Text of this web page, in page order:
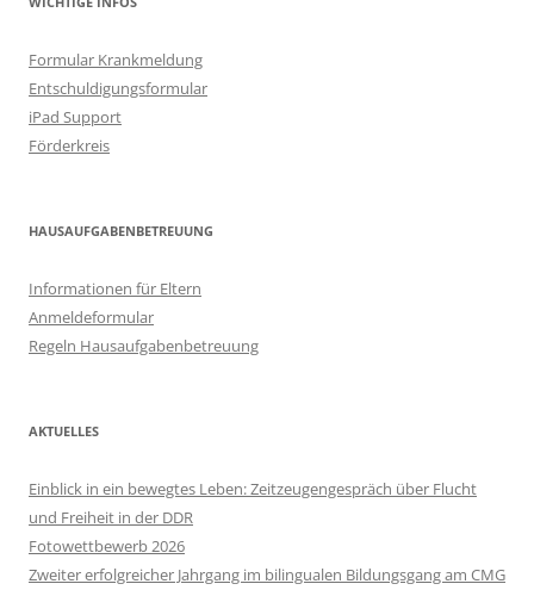
Formular Krankmeldung
Entschuldigungsformular
iPad Support
Förderkreis
HAUSAUFGABENBETREUUNG
Informationen für Eltern
Anmeldeformular
Regeln Hausaufgabenbetreuung
AKTUELLES
Einblick in ein bewegtes Leben: Zeitzeugengespräch über Flucht
und Freiheit in der DDR
Fotowettbewerb 2026
Zweiter erfolgreicher Jahrgang im bilingualen Bildungsgang am CMG